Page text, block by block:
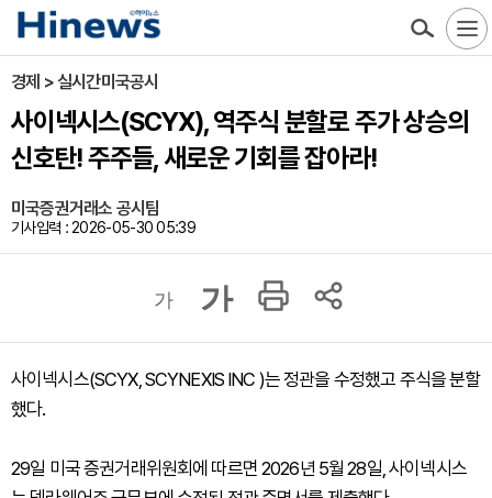
경제 > 실시간미국공시
사이넥시스(SCYX), 역주식 분할로 주가 상승의
신호탄! 주주들, 새로운 기회를 잡아라!
미국증권거래소 공시팀
기사입력 : 2026-05-30 05:39
가 가
사이넥시스(SCYX, SCYNEXIS INC )는 정관을 수정했고 주식을 분할
했다.
29일 미국 증권거래위원회에 따르면 2026년 5월 28일, 사이넥시스